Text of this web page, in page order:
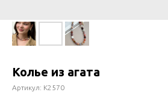
Колье из агата
Артикул: К2570